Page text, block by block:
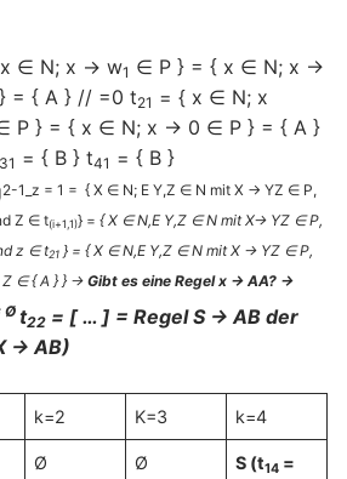
∈ N; x → w1 ∈ P } = { x ∈ N; x →
= { A } // =0 t21 = { x ∈ N; x
P } = { x ∈ N; x → 0 ∈ P } = { A }
31 = { B } t41 = { B }
2-1_z = 1 = { X ∈ N; E Y,Z ∈ N mit X → YZ ∈ P,
Z ∈ t(i+1,1)} = { X ∈ N,E Y,Z ∈ N mit X→ YZ ∈ P,
z ∈ t21 } = { X ∈ N,E Y,Z ∈ N mit X → YZ ∈ P,
Z ∈ { A } } → Gibt es eine Regel x → AA? →
Ø t22 = [ … ] = Regel S → AB der
→ AB)
k=2 K=3 k=4
Ø Ø S (t14 =